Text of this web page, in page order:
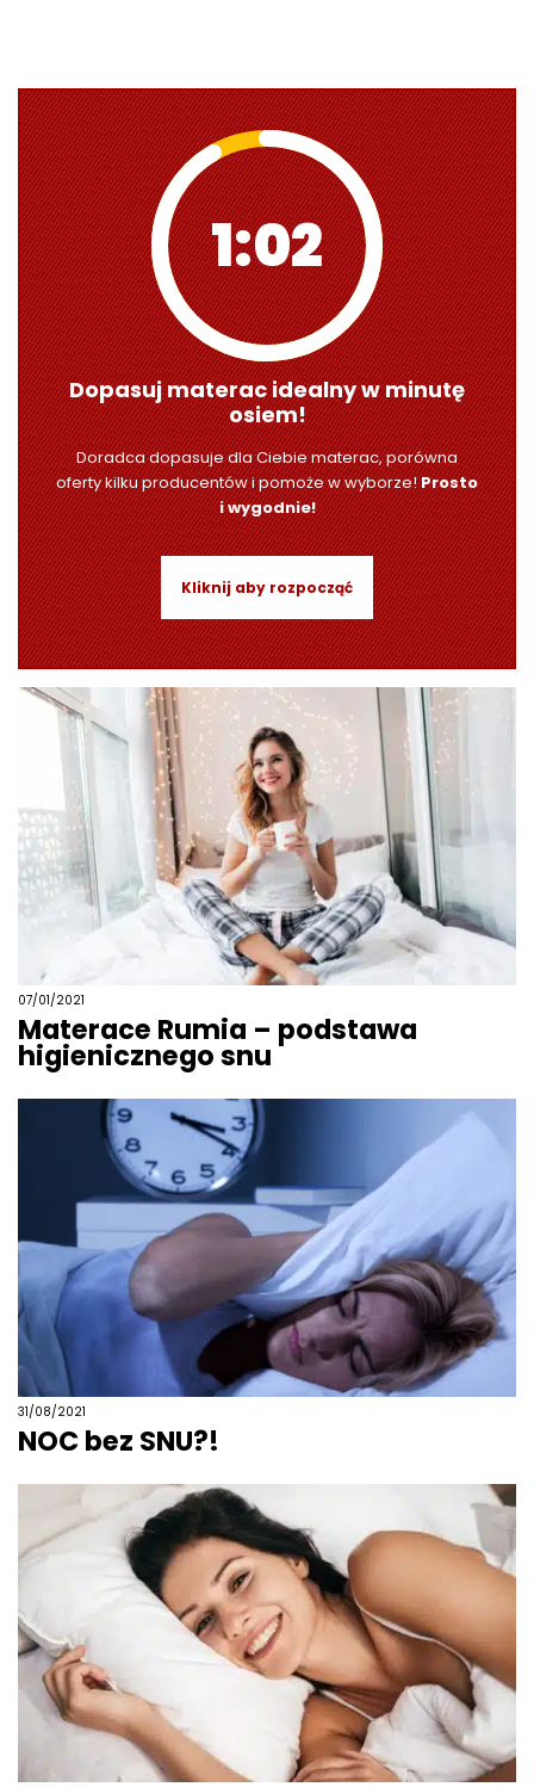
1:00
Dopasuj materac idealny w minutę
osiem!
Doradca dopasuje dla Ciebie materac, porówna
oferty kilku producentów i pomoże w wyborze!Prosto
i wygodnie!
Kliknij aby rozpocząć
07/01/2021
Materace Rumia – podstawa
higienicznego snu
31/08/2021
NOC bez SNU?!